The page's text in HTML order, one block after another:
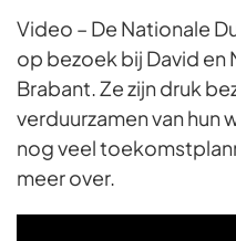
Video – De Nationale
op bezoek bij David en
Brabant. Ze zijn druk
verduurzamen van hun
nog veel
meer over.